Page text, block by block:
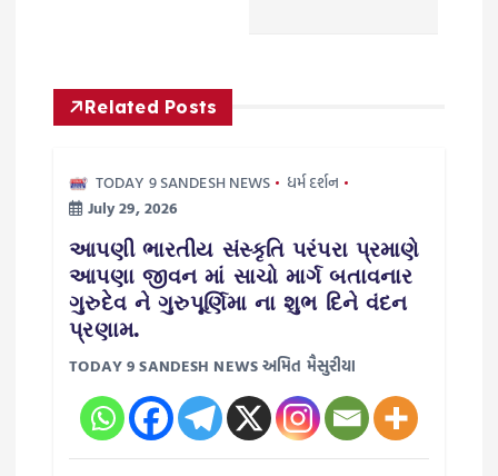
Related Posts
TODAY 9 SANDESH NEWS
ધર્મ દર્શન
July 29, 2026
આપણી ભારતીય સંસ્કૃતિ પરંપરા પ્રમાણે
આપણા જીવન માં સાચો માર્ગ બતાવનાર
ગુરુદેવ ને ગુરુપૂર્ણિમા ના શુભ દિને વંદન
પ્રણામ.
TODAY 9 SANDESH NEWS અમિત મૈસુરીયા